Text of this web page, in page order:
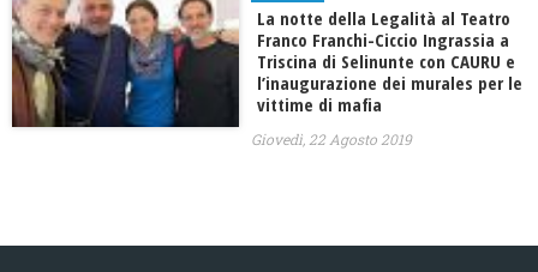
La notte della Legalità al Teatro
Franco Franchi-Ciccio Ingrassia a
Triscina di Selinunte con CAURU e
l’inaugurazione dei murales per le
vittime di mafia
Giovedì, 22 Agosto 2019